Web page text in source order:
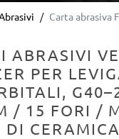
Carta abrasiva
ABRASIVI
PER
/ 15 FORI /
DI CERAMICA